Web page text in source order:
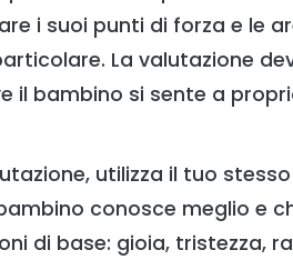
i suoi punti di forza e le
La valutazione
il bambino si sente a
utilizza il tuo
conosce meglio e
di base: gioia, tristezza,